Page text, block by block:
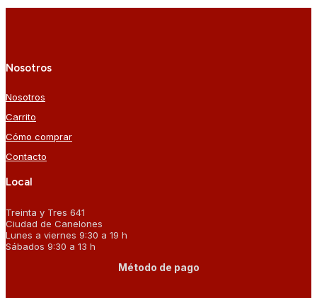
Nosotros
Nosotros
Carrito
Cómo comprar
Contacto
Local
Treinta y Tres 641
Ciudad de Canelones
Lunes a viernes 9:30 a 19 h
Sábados 9:30 a 13 h
Método de pago